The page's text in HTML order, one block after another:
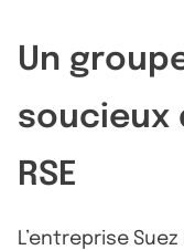
Un
soucieux
RSE
L’entreprise